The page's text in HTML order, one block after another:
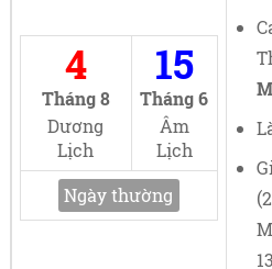
4
Tháng 8
Dương
Lịch
15
Tháng 6
Âm
Lịch
Ngày thường